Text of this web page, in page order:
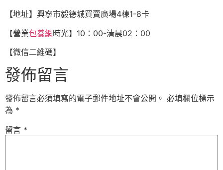
【地址】興寧市毅德城買賣廣場4棟1-8卡
【營業包養網時光】10：00-清晨02：00
【微信二維碼】
發佈留言
發佈留言必須填寫的電子郵件地址不會公開。 必填欄位標示
為 *
留言 *